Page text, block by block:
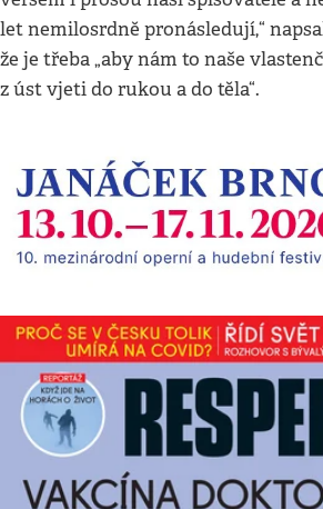
let nemilosrdně pronásledují,“
že je třeba „aby nám to naše
z úst vjeti do rukou a do těla“.